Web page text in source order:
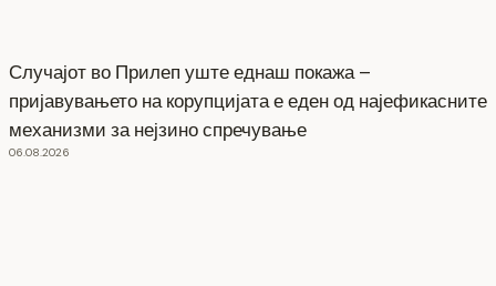
Случајот во Прилеп уште еднаш покажа –
пријавувањето на корупцијата е еден од најефикасните
механизми за нејзино спречување
06.08.2026